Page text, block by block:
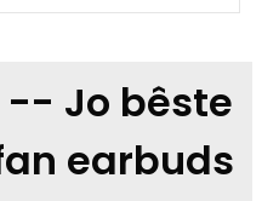
Jo bêste
earbuds